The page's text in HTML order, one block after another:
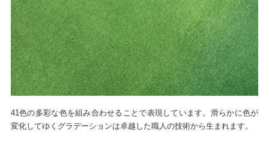
41色の多彩な色を組み合わせることで表現しています。滑らかに色が
変化してゆくグラデーションは卓越した職人の技術から生まれます。